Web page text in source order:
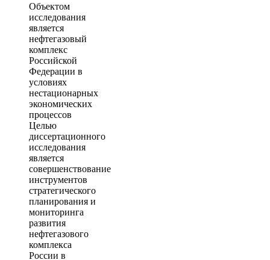
Объектом
исследования
является
нефтегазовый
комплекс
Российской
Федерации в
условиях
нестационарных
экономических
процессов
Целью
диссертационного
исследования
является
совершенствование
инструментов
стратегического
планирования и
мониторинга
развития
нефтегазового
комплекса
России в